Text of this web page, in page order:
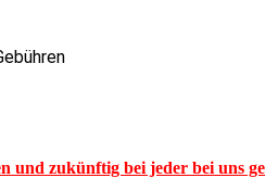
zukünftig bei jeder bei uns